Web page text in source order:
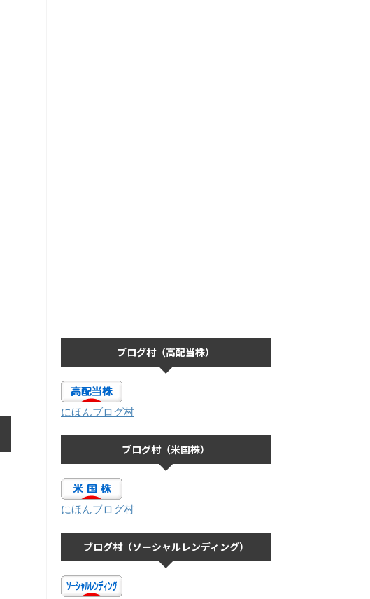
ブログ村（高配当株）
にほんブログ村
ブログ村（米国株）
にほんブログ村
ブログ村（ソーシャルレンディング）